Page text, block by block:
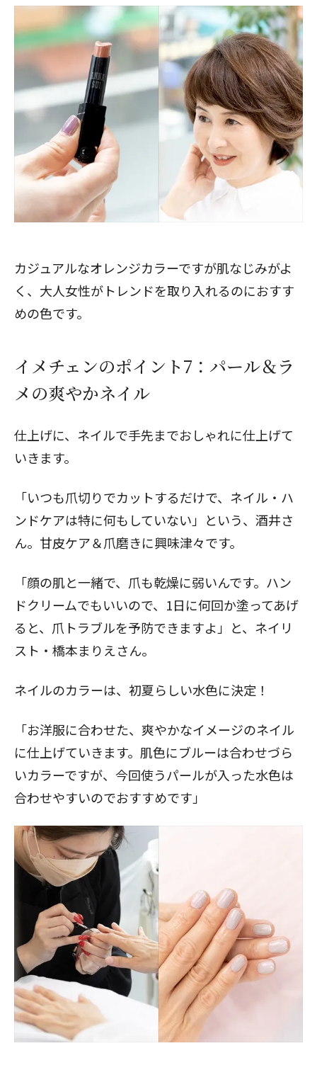
カジュアルなオレンジカラーですが肌なじみがよ
く、大人女性がトレンドを取り入れるのにおすす
めの色です。
イメチェンのポイント7：パール＆ラ
メの爽やかネイル
仕上げに、ネイルで手先までおしゃれに仕上げて
いきます。
「いつも爪切りでカットするだけで、ネイル・ハ
ンドケアは特に何もしていない」という、酒井さ
ん。甘皮ケア＆爪磨きに興味津々です。
「顔の肌と一緒で、爪も乾燥に弱いんです。ハン
ドクリームでもいいので、1日に何回か塗ってあげ
ると、爪トラブルを予防できますよ」と、ネイリ
スト・橋本まりえさん。
ネイルのカラーは、初夏らしい水色に決定！
「お洋服に合わせた、爽やかなイメージのネイル
に仕上げていきます。肌色にブルーは合わせづら
いカラーですが、今回使うパールが入った水色は
合わせやすいのでおすすめです」
閉じる